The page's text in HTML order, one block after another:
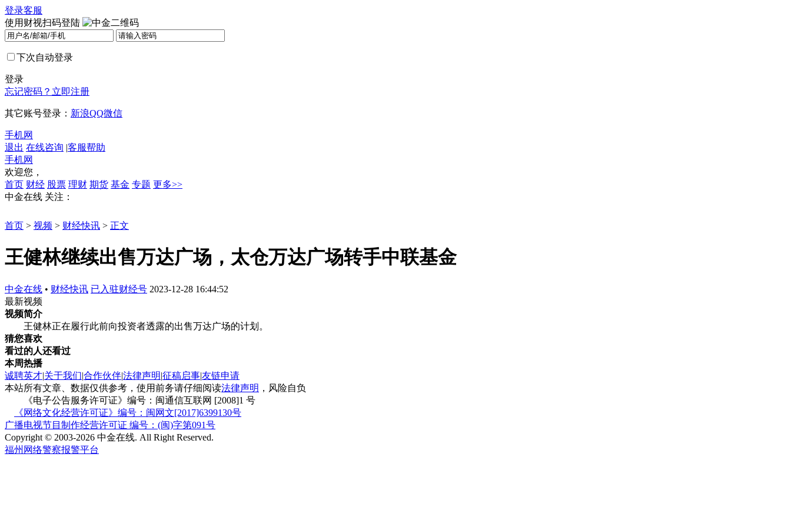
登录客服
使用财视扫码登陆
下次自动登录
登录
忘记密码？ 立即注册
其它账号登录： 新浪QQ微信
手机网
退出 在线咨询 |客服帮助
手机网
欢迎您，
首页 财经 股票 理财 期货 基金 专题 更多>>
中金在线 关注：
首页 > 视频 > 财经快讯 > 正文
王健林继续出售万达广场，太仓万达广场转手中联基金
中金在线 • 财经快讯 已入驻财经号 2023-12-28 16:44:52
最新视频
视频简介
王健林正在履行此前向投资者透露的出售万达广场的计划。
猜您喜欢
看过的人还看过
本周热播
诚聘英才|关于我们|合作伙伴|法律声明|征稿启事|友链申请
本站所有文章、数据仅供参考，使用前务请仔细阅读法律声明 ，风险自负
《电子公告服务许可证》编号：闽通信互联网 [2008]1 号
《网络文化经营许可证》编号：闽网文[2017]6399130号
广播电视节目制作经营许可证 编号：(闽)字第091号
Copyright © 2003-2026 中金在线. All Right Reserved.
福州网络警察报警平台